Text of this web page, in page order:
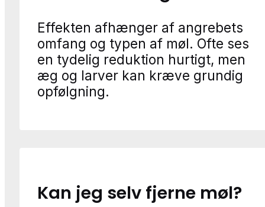
Effekten afhænger af angrebets
omfang og typen af møl. Ofte ses
en tydelig reduktion hurtigt, men
æg og larver kan kræve grundig
opfølgning.
Kan jeg selv fjerne møl?